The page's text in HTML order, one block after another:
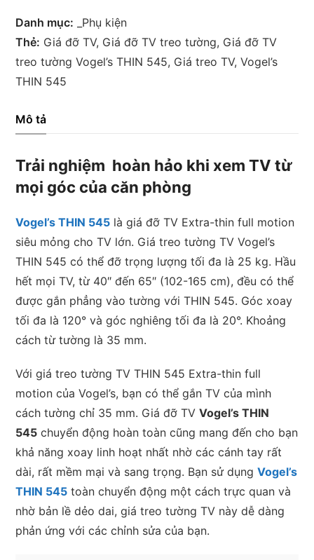
TV
treo
Vogel’s
545
số
Danh mục:
_Phụ kiện
Thẻ: Giá đỡ TV, Giá đỡ TV treo tường, Giá đỡ TV
treo tường Vogel’s THIN 545, Giá treo TV,Vogel’s
THIN 545
Mô tả
Trải nghiệm hoàn hảo khi xem TV từ
mọi góc của căn phòng
Vogel’s THIN 545 là giá đỡ TV Extra-thin full motion
siêu mỏng cho TV lớn. Giá treo tường TV Vogel’s
THIN 545 có thể đỡ trọng lượng tối đa là 25 kg. Hầu
hết mọi TV, từ 40″ đến 65″ (102-165 cm), đều có thể
được gắn phẳng vào tường với THIN 545. Góc xoay
tối đa là 120° và góc nghiêng tối đa là 20°. Khoảng
cách từ tường là 35 mm.
Với giá treo tường TV THIN 545 Extra-thin full
motion của Vogel’s, bạn có thể gắn TV của mình
cách tường chỉ 35 mm. Giá đỡ TVVogel’s THIN
545 chuyển động hoàn toàn cũng mang đến cho bạn
khả năng xoay linh hoạt nhất nhờ các cánh tay rất
dài, rất mềm mại và sang trọng. Bạn sử dụngVogel’s
THIN 545 toàn chuyển động một cách trực quan và
nhờ bản lề dẻo dai, giá treo tường TV này dễ dàng
phản ứng với các chỉnh sửa của bạn.